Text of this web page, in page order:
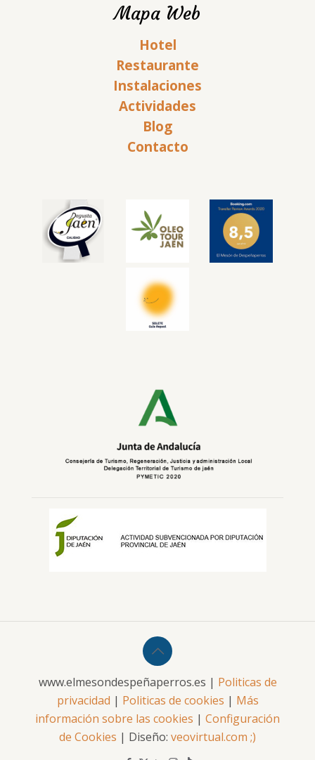
Mapa Web
Hotel
Restaurante
Instalaciones
Actividades
Blog
Contacto
www.elmesondespeñaperros.es | Politicas de
privacidad | Politicas de cookies | Más
información sobre las cookies | Configuración
de Cookies | Diseño: veovirtual.com ;)